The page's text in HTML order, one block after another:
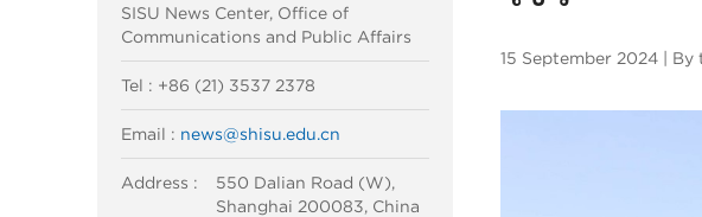
SISU News Center, Office of
Communications and Public Affairs
Tel : +86 (21) 3537 2378
Email : news@shisu.edu.cn
Address :
550 Dalian Road (W),
Shanghai 200083, China
15 September 2024 | By